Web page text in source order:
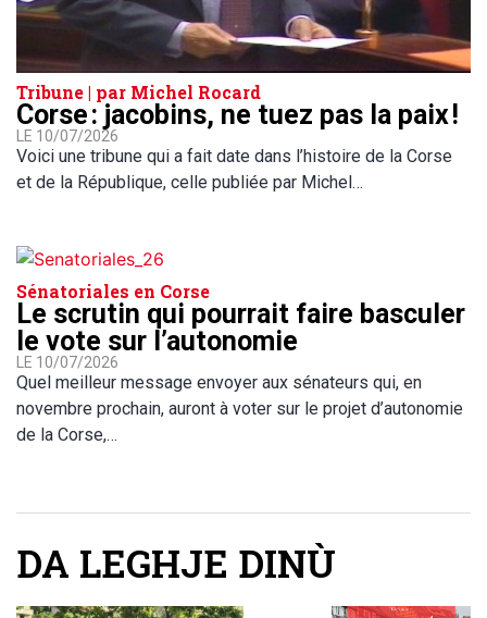
Tribune | par Michel Rocard
Corse : jacobins, ne tuez pas la paix !
LE 10/07/2026
Voici une tribune qui a fait date dans l’histoire de la Corse
et de la République, celle publiée par Michel…
Sénatoriales en Corse
Le scrutin qui pourrait faire basculer
le vote sur l’autonomie
LE 10/07/2026
Quel meilleur message envoyer aux sénateurs qui, en
novembre prochain, auront à voter sur le projet d’autonomie
de la Corse,…
DA LEGHJE DINÙ